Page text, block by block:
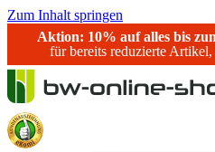
Zum Inhalt springen
Aktion: 10% auf alles bis
für bereits reduzierte